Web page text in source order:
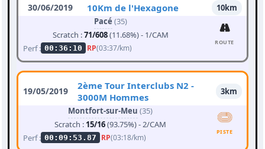
30/06/2019 10Km de l'Hexagone
10km
Pacé (35)
Scratch :71/608(11.68%) - 1/CAM
Perf : 00:36:10 RP(03:37/km)
ROUTE
19/05/2019
2ème Tour Interclubs N2 -
3000M Hommes
3km
Montfort-sur-Meu (35)
Scratch : 15/16(93.75%) - 2/CAM
Perf : 00:09:53.87 RP(03:18/km)
PISTE